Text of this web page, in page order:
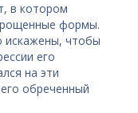
в котором
формы.
искажены, чтобы
его
на эти
обреченный